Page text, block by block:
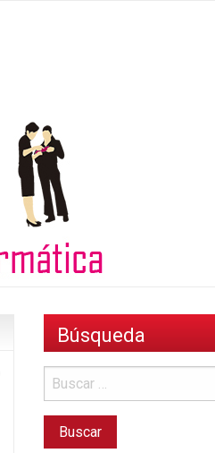
Búsqueda